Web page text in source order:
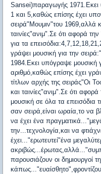
Sansei)παραγωγής 1971.Εκει
1 και 5,καθώς επίσης έχει
σειρά"Μουμιν"του 1969,αλλά
ταινίες"ανιμ".Σε ότι αφορά
για τα
γράψει μουσική για την
1984.Εκει υπόγραψε μουσική
αριθμό,καθώς επίσης έχει
τίτλων αρχής της σειράς"Οι
και ταινίες"ανιμ".Σε ότι
μουσική σε όλα τα επεισόδια
σαν σειρά,είναι ωραία,το να
να έχει ένα
την...τεχνολογία,και να
έχει..."ερωτευτεί"ένα
παρουσιάζουν οι δημιουργοί